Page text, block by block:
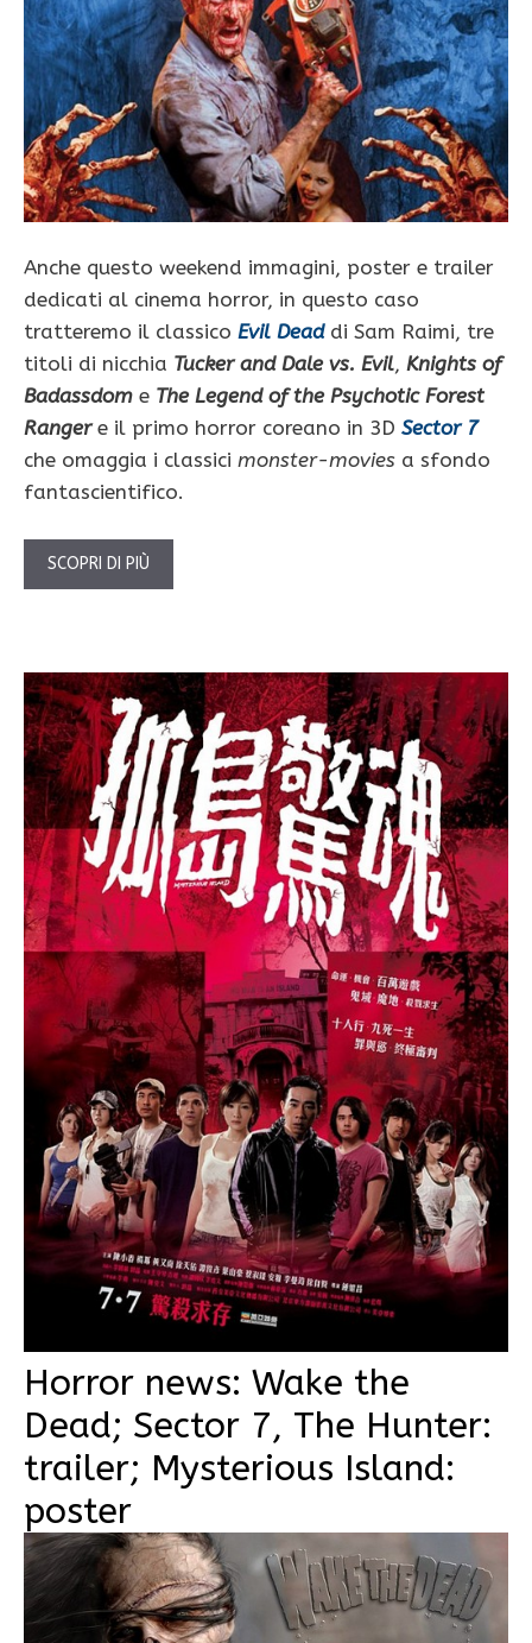
Anche questo weekend immagini, poster e trailer
dedicati al cinema horror, in questo caso
tratteremo il classico Evil Deaddi Sam Raimi, tre
titoli di nicchia Tucker and Dale vs. Evil, Knights of
Badassdom e The Legend of the Psychotic Forest
Rangere il primo horror coreano in 3D Sector 7
che omaggia i classici monster-movies a sfondo
fantascientifico.
SCOPRI DI PIÙ
Horror news: Wake the
Dead; Sector 7, The Hunter:
trailer; Mysterious Island:
poster